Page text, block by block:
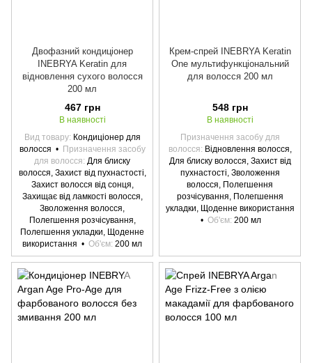
Двофазний кондиціонер
INEBRYA Keratin для
відновлення сухого волосся
200 мл
467 грн
В наявності
Вид товару Кондиціонер для
волосся
Призначення засобу
для волосся Для блиску
волосся, Захист від пухнастості,
Захист волосся від сонця,
Захищає від ламкості волосся,
Зволоження волосся,
Полегшення розчісування,
Полегшення укладки, Щоденне
використання
Об'єм 200 мл
Крем-спрей INEBRYA Keratin
One мультифункціональний
для волосся 200 мл
548 грн
В наявності
Призначення засобу для
волосся Відновлення волосся,
Для блиску волосся, Захист від
пухнастості, Зволоження
волосся, Полегшення
розчісування, Полегшення
укладки, Щоденне використання
Об'єм 200 мл